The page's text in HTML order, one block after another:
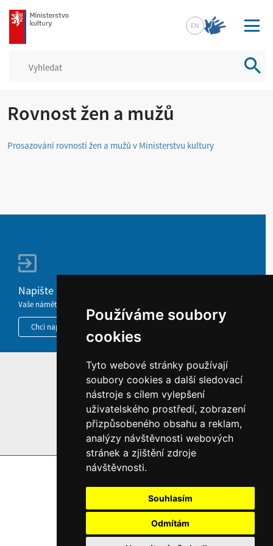
Používáme soubory
cookies
Tyto webové stránky používají
soubory cookies a další sledovací
nástroje s cílem vylepšení
uživatelského prostředí, zobrazení
přizpůsobeného obsahu a reklam,
analýzy návštěvnosti webových
stránek a zjištění zdroje
návštěvnosti.
Souhlasím
Odmítám
mkcr.cz
EN
Rovnost žen a mužů
Prosazování rovnosti žen a mužů v Ministerstvu kultury
Napište nám
Vaše náměty, komentáře, připomínky a dotazy nezůstanou bez odezvy.
Chci napsat MKČR
INFORMACE O WEBU